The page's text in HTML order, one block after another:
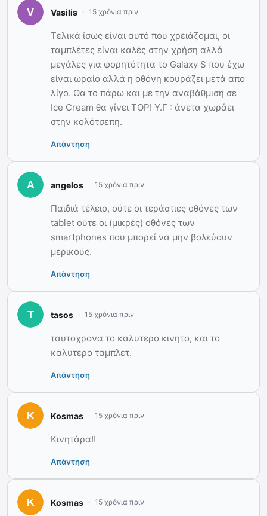
Vasilis 15 χρόνια πριν
Τελικά ίσως είναι αυτό που χρειάζομαι, οι
ταμπλέτες είναι καλές στην χρήση αλλά
μεγάλες για φορητότητα το Galaxy S που έχω
είναι ωραίο αλλά η οθόνη κουράζει μετά απο
λίγο. Θα το πάρω και με την αναβάθμιση σε
Ice Cream θα γίνει TOP! Υ.Γ : άνετα χωράει
στην κολότσεπη.
Απάντηση
angelos 15 χρόνια πριν
Παιδιά τέλειο, ούτε οι τεράστιες οθόνες των
tablet ούτε οι (μικρές) οθόνες των
smartphones που μπορεί να μην βολεύουν
μερικούς.
Απάντηση
tasos 15 χρόνια πριν
ταυτοχρονα το καλυτερο κινητο, και το
καλυτερο ταμπλετ.
Απάντηση
Kosmas 15 χρόνια πριν
Κινητάρα!!
Απάντηση
Kosmas 15 χρόνια πριν